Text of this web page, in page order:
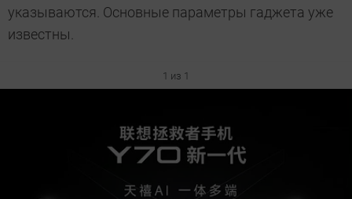
указываются. Основные параметры гаджета уже
известны.
1 из 1